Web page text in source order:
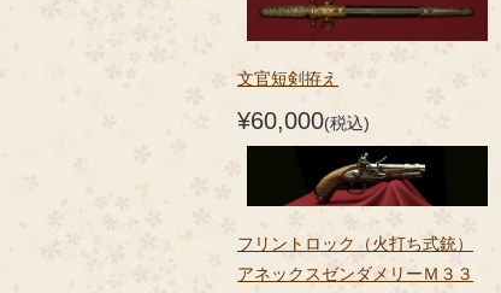
文官短剣拵え
¥60,000(税込)
フリントロック（火打ち式銃）
アネックスゼンダメリーＭ３３